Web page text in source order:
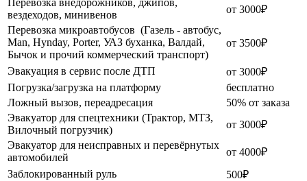
вездеходов, минивенов
от 3000₽
Перевозка микроавтобусов (Газель - автобус,
Man, Hynday, Porter, УАЗ буханка, Валдай,
Бычок и прочий коммерческий транспорт)
от 3500₽
Эвакуация в сервис после ДТП
от 3000₽
Погрузка/загрузка на платформу
бесплатно
Ложный вызов, переадресация
50% от заказа
Эвакуатор для спецтехники (Трактор, МТЗ,
Вилочный погрузчик)
от 3000₽
Эвакуатор для неисправных и перевёрнутых
автомобилей
от 4000₽
Заблокированный руль
500₽